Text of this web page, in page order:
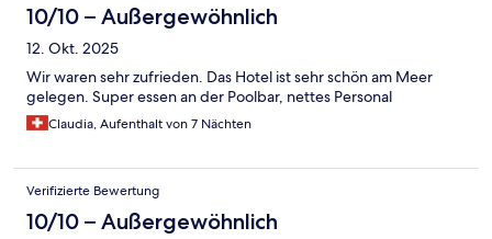
10/10 – Außergewöhnlich
12. Okt. 2025
Wir waren sehr zufrieden. Das Hotel ist sehr schön am Meer
gelegen. Super essen an der Poolbar, nettes Personal
Claudia, Aufenthalt von 7 Nächten
Verifizierte Bewertung
10/10 – Außergewöhnlich